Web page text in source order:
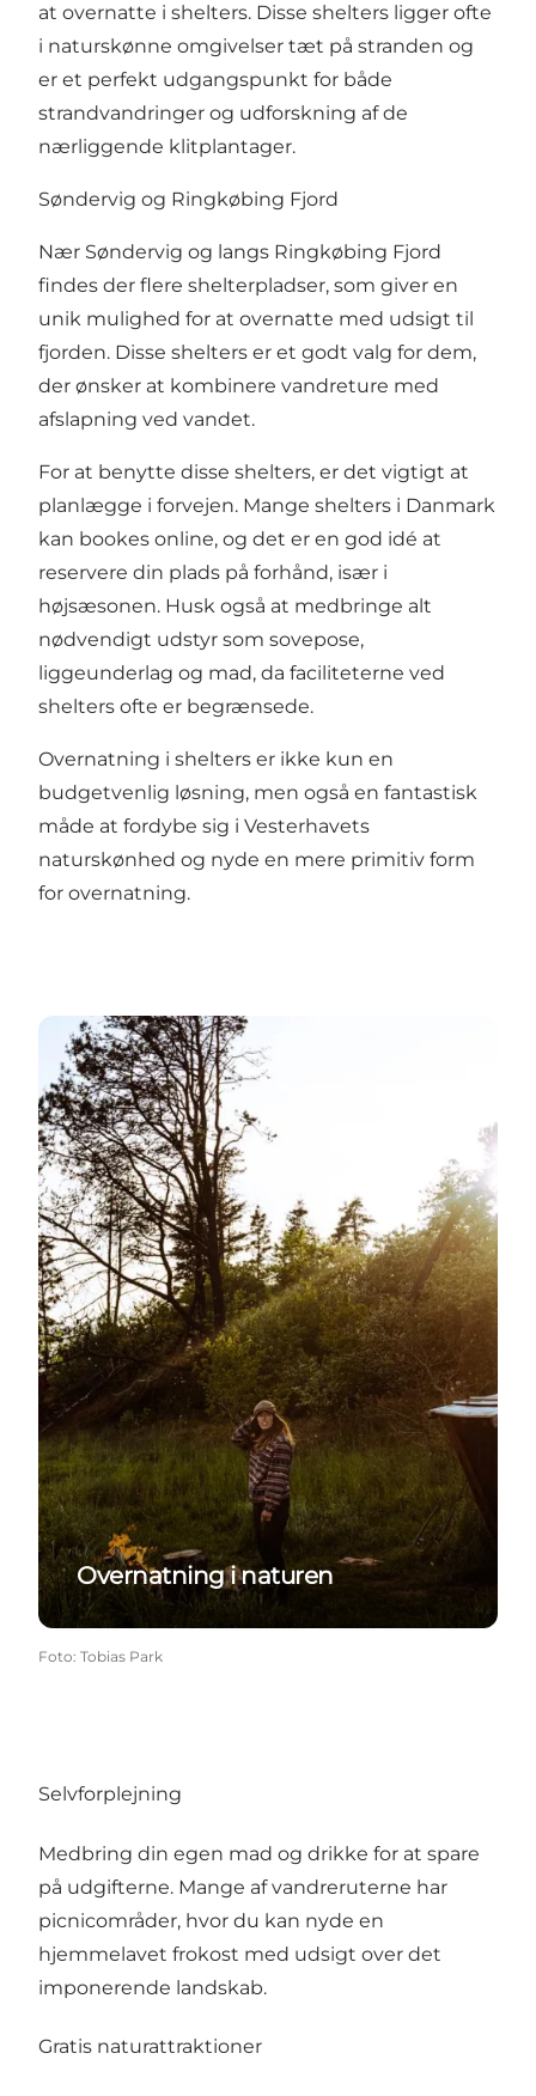
at overnatte i shelters. Disse shelters ligger ofte
i naturskønne omgivelser tæt på stranden og
er et perfekt udgangspunkt for både
strandvandringer og udforskning af de
nærliggende klitplantager.
Søndervig og Ringkøbing Fjord
Nær Søndervig og langs Ringkøbing Fjord
findes der flere shelterpladser, som giver en
unik mulighed for at overnatte med udsigt til
fjorden. Disse shelters er et godt valg for dem,
der ønsker at kombinere vandreture med
afslapning ved vandet.
For at benytte disse shelters, er det vigtigt at
planlægge i forvejen. Mange shelters i Danmark
kan bookes online, og det er en god idé at
reservere din plads på forhånd, især i
højsæsonen. Husk også at medbringe alt
nødvendigt udstyr som sovepose,
liggeunderlag og mad, da faciliteterne ved
shelters ofte er begrænsede.
Overnatning i shelters er ikke kun en
budgetvenlig løsning, men også en fantastisk
måde at fordybe sig i Vesterhavets
naturskønhed og nyde en mere primitiv form
for overnatning.
Overnatning i naturen
Overnatning i naturen
Foto: Tobias Park
Selvforplejning
Medbring din egen mad og drikke for at spare
på udgifterne. Mange af vandreruterne har
picnicområder, hvor du kan nyde en
hjemmelavet frokost med udsigt over det
imponerende landskab.
Gratis naturattraktioner